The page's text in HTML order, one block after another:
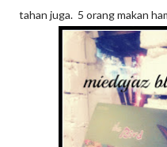
tahan juga. 5 orang makan